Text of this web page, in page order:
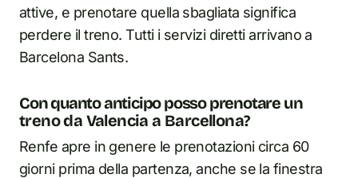
attive, e prenotare quella sbagliata significa
perdere il treno. Tutti i servizi diretti arrivano a
Barcelona Sants.
Con quanto anticipo posso prenotare un
treno da Valencia a Barcellona?
Renfe apre in genere le prenotazioni circa 60
giorni prima della partenza, anche se la finestra